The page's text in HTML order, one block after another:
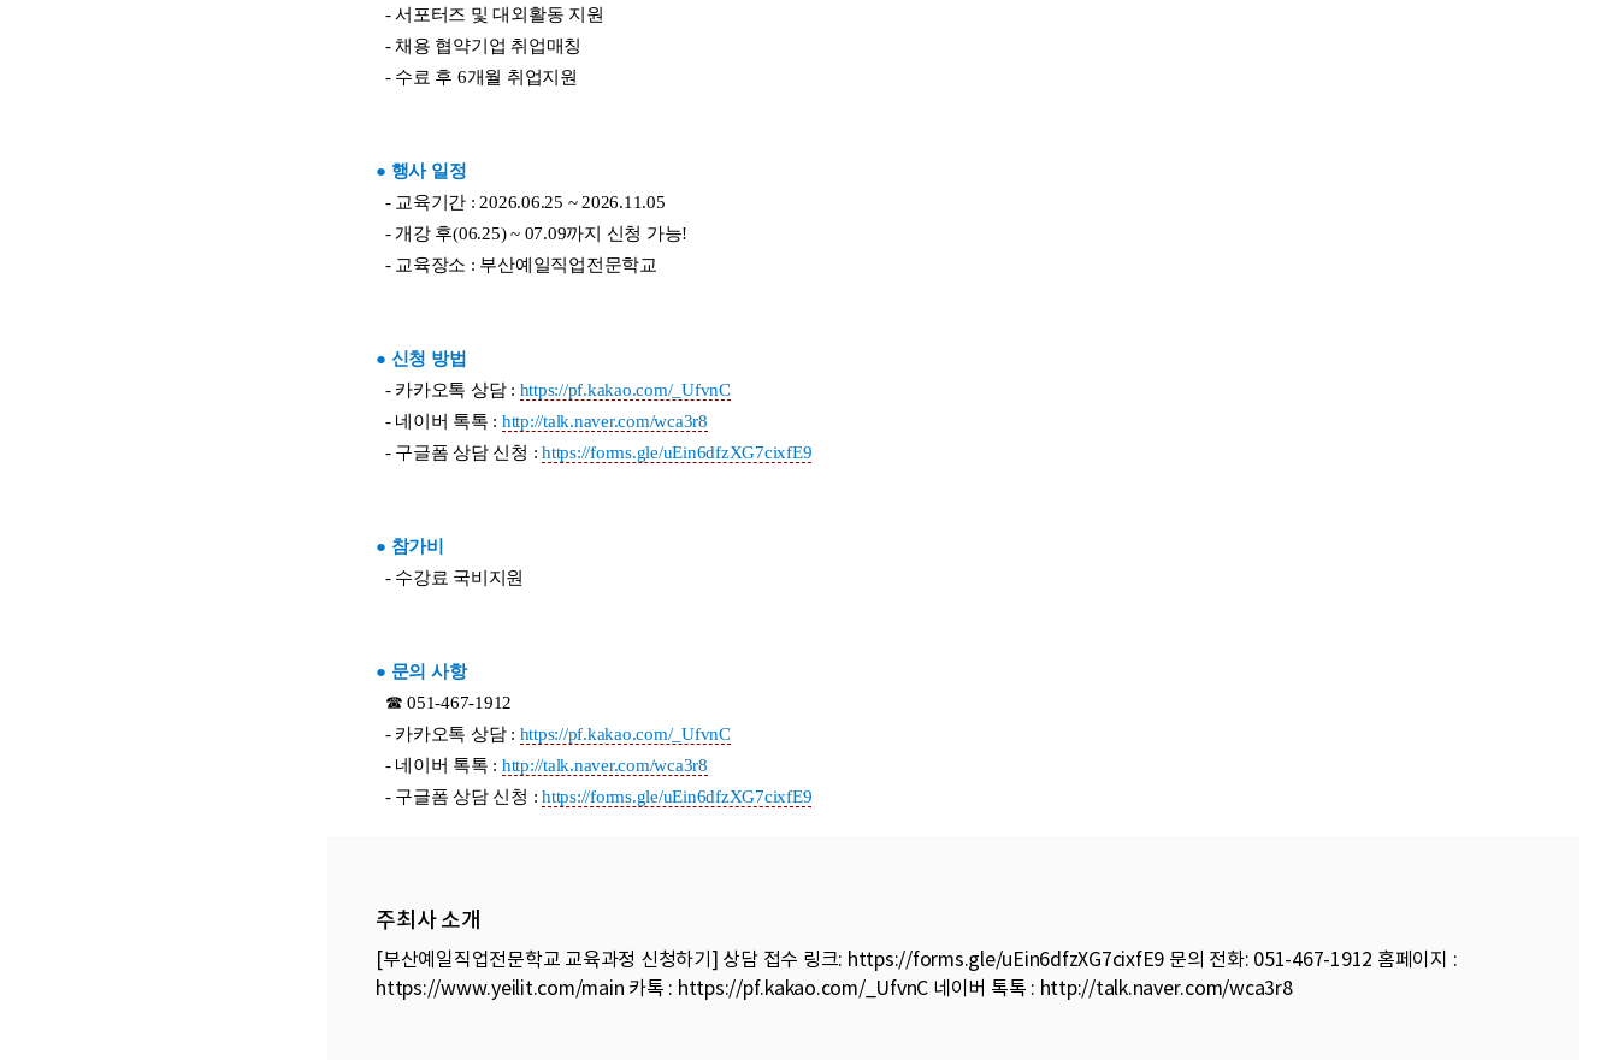
주최사 소개
[부산예일직업전문학교 교육과정 신청하기] 상담 접수 링크: https://forms.gle/uEin6dfzXG7cixfE9 문의 전화: 051-467-1912 홈페이지 :
https://www.yeilit.com/main 카톡 : https://pf.kakao.com/_UfvnC 네이버 톡톡 : http://talk.naver.com/wca3r8